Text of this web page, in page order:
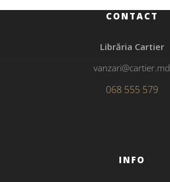
CONTACT
Librăria Cartier
vanzari@cartier.md
068 555 579
INFO